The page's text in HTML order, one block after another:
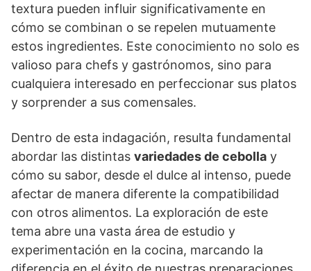
textura pueden influir significativamente en
cómo se combinan o se repelen mutuamente
estos ingredientes. Este conocimiento no solo es
valioso para chefs y gastrónomos, sino para
cualquiera interesado en perfeccionar sus platos
y sorprender a sus comensales.
Dentro de esta indagación, resulta fundamental
abordar las distintas variedades de cebolla y
cómo su sabor, desde el dulce al intenso, puede
afectar de manera diferente la compatibilidad
con otros alimentos. La exploración de este
tema abre una vasta área de estudio y
experimentación en la cocina, marcando la